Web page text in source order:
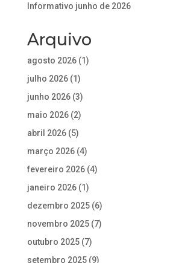
Informativo junho de 2026
Arquivo
agosto 2026(1)
julho 2026(1)
junho 2026(3)
maio 2026(2)
abril 2026(5)
março 2026(4)
fevereiro 2026(4)
janeiro 2026(1)
dezembro 2025(6)
novembro 2025(7)
outubro 2025(7)
setembro 2025(9)